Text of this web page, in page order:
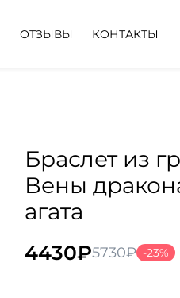
ОТЗЫВЫ КОНТАКТЫ
Браслет из
Вены
агата
5730₽
4430₽
Текущая
-23%